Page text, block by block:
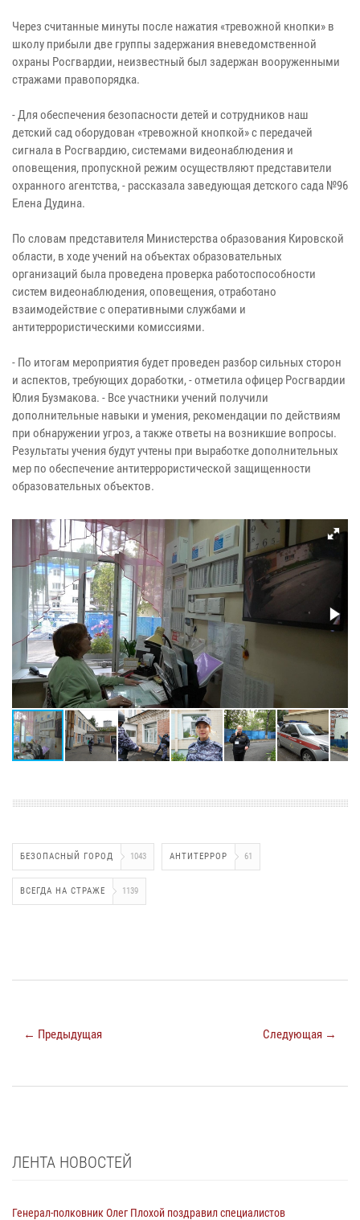
Через считанные минуты после нажатия «тревожной кнопки» в
школу прибыли две группы задержания вневедомственной
охраны Росгвардии, неизвестный был задержан вооруженными
стражами правопорядка.
- Для обеспечения безопасности детей и сотрудников наш
детский сад оборудован «тревожной кнопкой» с передачей
сигнала в Росгвардию, системами видеонаблюдения и
оповещения, пропускной режим осуществляют представители
охранного агентства, - рассказала заведующая детского сада №96
Елена Дудина.
По словам представителя Министерства образования Кировской
области, в ходе учений на объектах образовательных
организаций была проведена проверка работоспособности
систем видеонаблюдения, оповещения, отработано
взаимодействие с оперативными службами и
антитеррористическими комиссиями.
- По итогам мероприятия будет проведен разбор сильных сторон
и аспектов, требующих доработки, - отметила офицер Росгвардии
Юлия Бузмакова. - Все участники учений получили
дополнительные навыки и умения, рекомендации по действиям
при обнаружении угроз, а также ответы на возникшие вопросы.
Результаты учения будут учтены при выработке дополнительных
мер по обеспечение антитеррористической защищенности
образовательных объектов.
БЕЗОПАСНЫЙ ГОРОД 1043 АНТИТЕРРОР 61
ВСЕГДА НА СТРАЖЕ 1139
← Предыдущая Следующая →
ЛЕНТА НОВОСТЕЙ
Генерал-полковник Олег Плохой поздравил специалистов